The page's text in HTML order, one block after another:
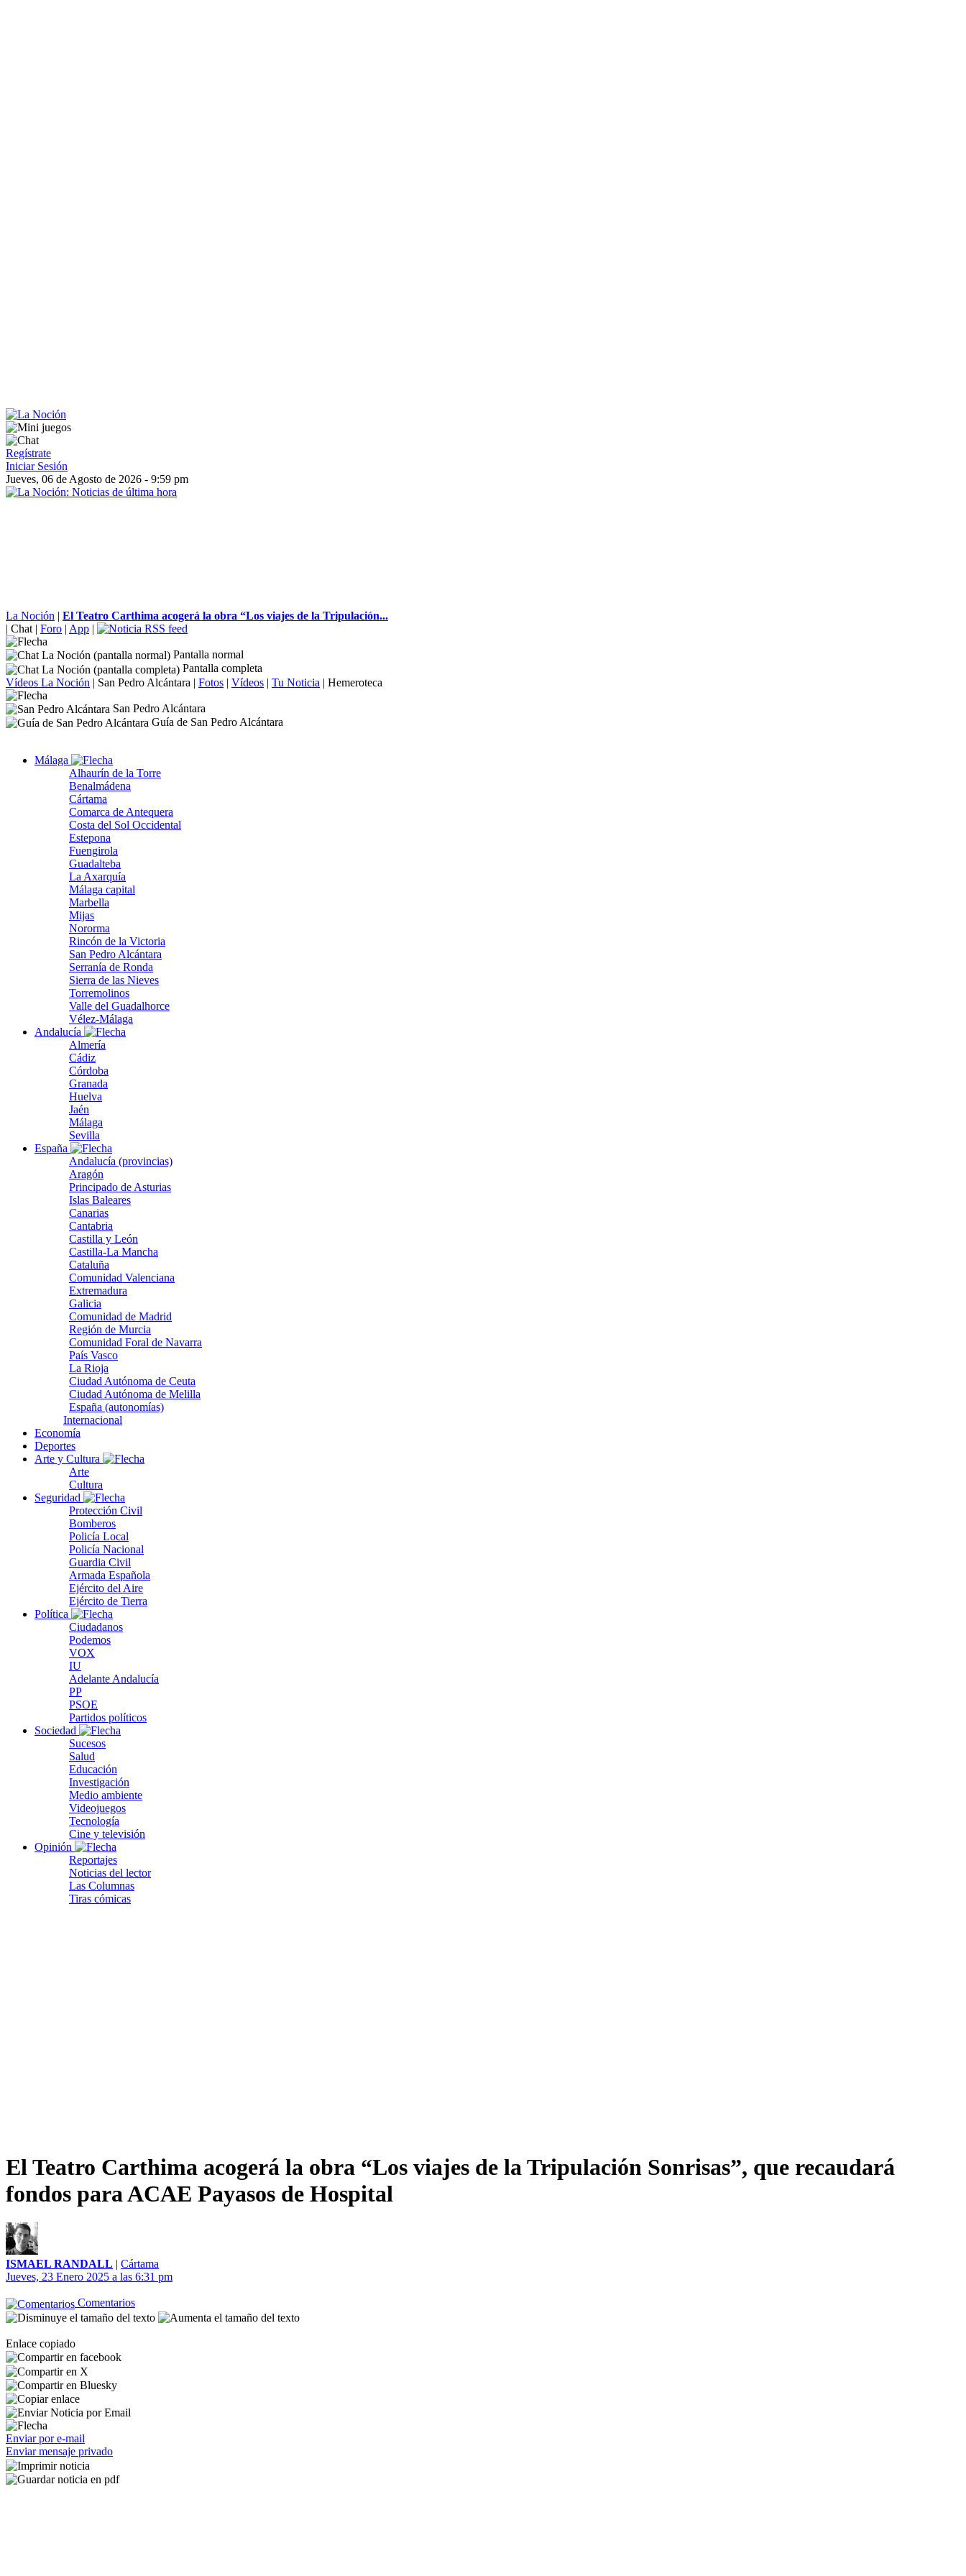
Regístrate
Iniciar Sesión
Jueves, 06 de Agosto de 2026 - 9:59 pm
La Noción | El Teatro Carthima acogerá la obra “Los viajes de la Tripulación...
| Chat | Foro | App |
Pantalla normal
Pantalla completa
Vídeos La Noción | San Pedro Alcántara | Fotos | Vídeos | Tu Noticia | Hemeroteca
San Pedro Alcántara
Guía de San Pedro Alcántara
Málaga
Alhaurín de la Torre
Benalmádena
Cártama
Comarca de Antequera
Costa del Sol Occidental
Estepona
Fuengirola
Guadalteba
La Axarquía
Málaga capital
Marbella
Mijas
Nororma
Rincón de la Victoria
San Pedro Alcántara
Serranía de Ronda
Sierra de las Nieves
Torremolinos
Valle del Guadalhorce
Vélez-Málaga
Andalucía
Almería
Cádiz
Córdoba
Granada
Huelva
Jaén
Málaga
Sevilla
España
Andalucía (provincias)
Aragón
Principado de Asturias
Islas Baleares
Canarias
Cantabria
Castilla y León
Castilla-La Mancha
Cataluña
Comunidad Valenciana
Extremadura
Galicia
Comunidad de Madrid
Región de Murcia
Comunidad Foral de Navarra
País Vasco
La Rioja
Ciudad Autónoma de Ceuta
Ciudad Autónoma de Melilla
España (autonomías)
Internacional
Economía
Deportes
Arte y Cultura
Arte
Cultura
Seguridad
Protección Civil
Bomberos
Policía Local
Policía Nacional
Guardia Civil
Armada Española
Ejército del Aire
Ejército de Tierra
Política
Ciudadanos
Podemos
VOX
IU
Adelante Andalucía
PP
PSOE
Partidos políticos
Sociedad
Sucesos
Salud
Educación
Investigación
Medio ambiente
Videojuegos
Tecnología
Cine y televisión
Opinión
Reportajes
Noticias del lector
Las Columnas
Tiras cómicas
El Teatro Carthima acogerá la obra “Los viajes de la Tripulación Sonrisas”, que recaudará
fondos para ACAE Payasos de Hospital
ISMAEL RANDALL | Cártama
Jueves, 23 Enero 2025 a las 6:31 pm
Comentarios
Enlace copiado
Enviar por e-mail
Enviar mensaje privado